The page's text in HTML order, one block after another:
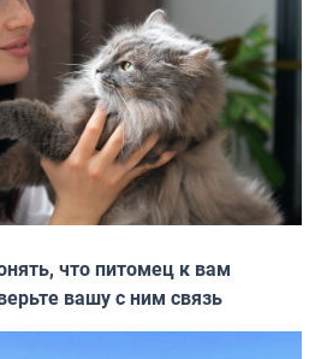
что питомец к вам
вашу с ним связь